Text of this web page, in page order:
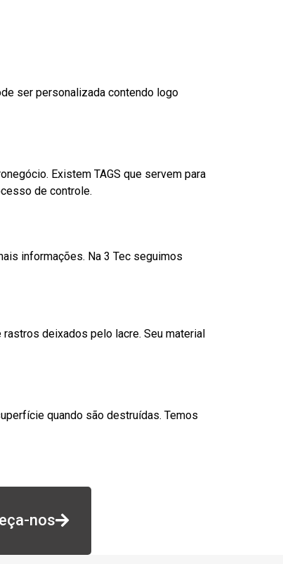
ser personalizada contendo logo
Existem TAGS que servem para
de controle.
informações. Na 3 Tec seguimos
deixados pelo lacre. Seu material
quando são destruídas. Temos
nos